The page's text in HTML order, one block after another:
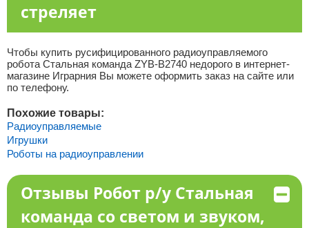
стреляет
Чтобы купить русифицированного радиоуправляемого
робота Стальная команда ZYB-B2740 недорого в интернет-
магазине Играрния Вы можете оформить заказ на сайте или
по телефону.
Похожие товары:
Радиоуправляемые
Игрушки
Роботы на радиоуправлении
Отзывы Робот р/у Стальная
команда со светом и звуком,